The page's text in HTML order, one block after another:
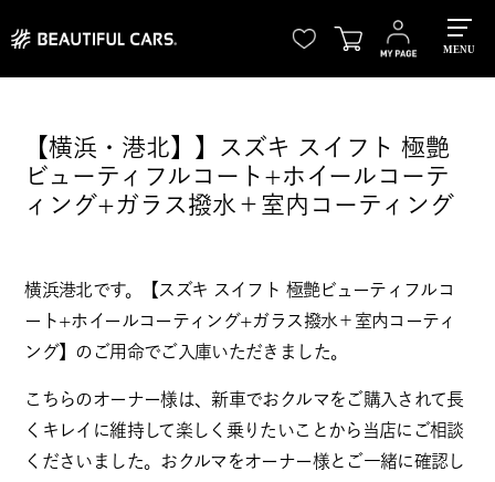
MENU
【横浜・港北】】スズキ スイフト 極艶
ビューティフルコート+ホイールコーテ
ィング+ガラス撥水＋室内コーティング
横浜港北です。【スズキ スイフト 極艶ビューティフルコ
ート+ホイールコーティング+ガラス撥水＋室内コーティ
ング】のご用命でご入庫いただきました。
こちらのオーナー様は、新車でおクルマをご購入されて長
くキレイに維持して楽しく乗りたいことから当店にご相談
くださいました。おクルマをオーナー様とご一緒に確認し